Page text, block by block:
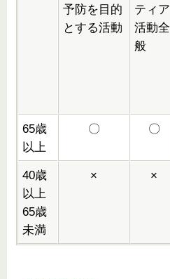
予防を目的
とする活動
ティア
活動全
般
65歳
以上
〇 〇
40歳
以上
65歳
未満
× ×